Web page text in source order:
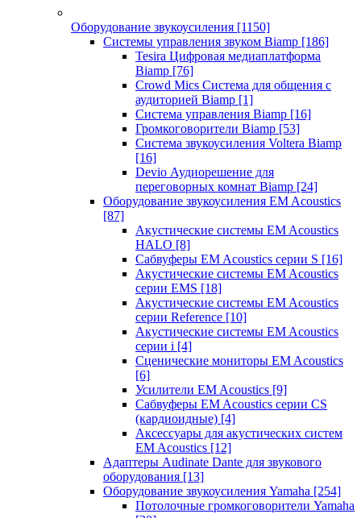
Оборудование звукоусиления [1150]
Системы управления звуком Biamp [186]
Tesira Цифровая медиаплатформа
Biamp [76]
Crowd Mics Система для общения с
аудиторией Biamp [1]
Система управления Biamp [16]
Громкоговорители Biamp [53]
Система звукоусиления Voltera Biamp
[16]
Devio Аудиорешение для
переговорных комнат Biamp [24]
Оборудование звукоусиления EM Acoustics
[87]
Акустические системы EM Acoustics
HALO [8]
Сабвуферы EM Acoustics серии S [16]
Акустические системы EM Acoustics
серии EMS [18]
Акустические системы EM Acoustics
серии Reference [10]
Акустические системы EM Acoustics
серии i [4]
Сценические мониторы EM Acoustics
[6]
Усилители EM Acoustics [9]
Сабвуферы EM Acoustics серии CS
(кардиоидные) [4]
Аксессуары для акустических систем
EM Acoustics [12]
Адаптеры Audinate Dante для звукового
оборудования [13]
Оборудование звукоусиления Yamaha [254]
Потолочные громкоговорители Yamaha